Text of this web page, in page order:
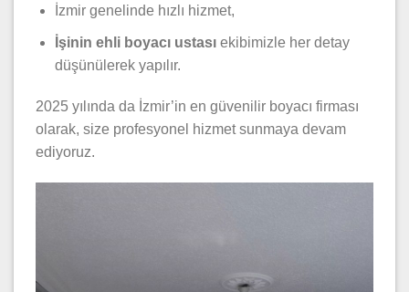
İzmir genelinde hızlı hizmet,
İşinin ehli boyacı ustasıekibimizle her detay
düşünülerek yapılır.
2025 yılında da İzmir’in en güvenilir boyacı firması
olarak, size profesyonel hizmet sunmaya devam
ediyoruz.